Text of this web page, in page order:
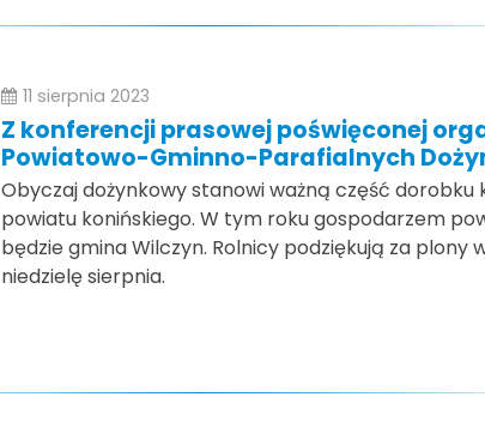
11 sierpnia 2023
Z konferencji prasowej poświęconej
Powiatowo-Gminno-Parafialnych
Obyczaj dożynkowy stanowi ważną część dorobku
powiatu konińskiego. W tym roku gospodarzem
będzie gmina Wilczyn. Rolnicy podziękują za plony
niedzielę sierpnia.